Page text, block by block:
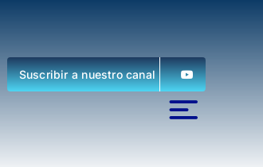
Suscribir a nuestro canal